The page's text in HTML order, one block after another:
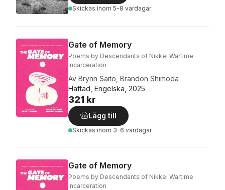
Skickas inom 5-8 vardagar
Gate of Memory
Poems by Descendants of Nikkei Wartime
Incarceration
Av Brynn Saito Brandon Shimoda
Häftad, Engelska, 2025
321 kr
Lägg till
Skickas inom 3-6 vardagar
Gate of Memory
Poems by Descendants of Nikkei Wartime
Incarceration